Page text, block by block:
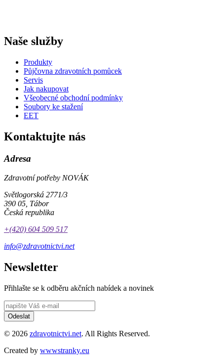
Naše služby
Produkty
Půjčovna zdravotních pomůcek
Servis
Jak nakupovat
Všeobecné obchodní podmínky
Soubory ke stažení
EET
Kontaktujte nás
Adresa
Zdravotní potřeby NOVÁK
Světlogorská 2771/3
390 05, Tábor
Česká republika
+(420) 604 509 517
info@zdravotnictvi.net
Newsletter
Přihlašte se k odběru akčních nabídek a novinek
Odeslat
© 2026 zdravotnictvi.net. All Rights Reserved.
Created by wwwstranky.eu